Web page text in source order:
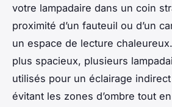
votre lampadaire dans un coin
proximité d’un fauteuil ou d’un
un espace de lecture
plus spacieux, plusieurs
utilisés pour un éclairage
évitant les zones d’ombre tout